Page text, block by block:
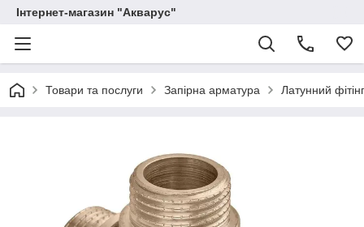
Інтернет-магазин "Акварус"
Товари та послуги Запірна арматура Латунний